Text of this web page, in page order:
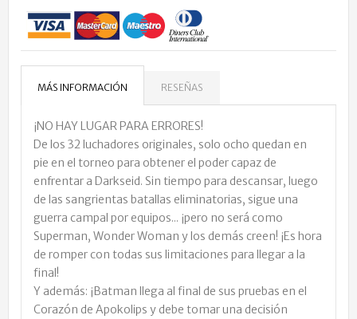
MÁS INFORMACIÓN RESEÑAS
¡NO HAY LUGAR PARA ERRORES!
De los 32 luchadores originales, solo ocho quedan en
pie en el torneo para obtener el poder capaz de
enfrentar a Darkseid. Sin tiempo para descansar, luego
de las sangrientas batallas eliminatorias, sigue una
guerra campal por equipos... ¡pero no será como
Superman, Wonder Woman y los demás creen! ¡Es hora
de romper con todas sus limitaciones para llegar a la
final!
Y además: ¡Batman llega al final de sus pruebas en el
Corazón de Apokolips y debe tomar una decisión